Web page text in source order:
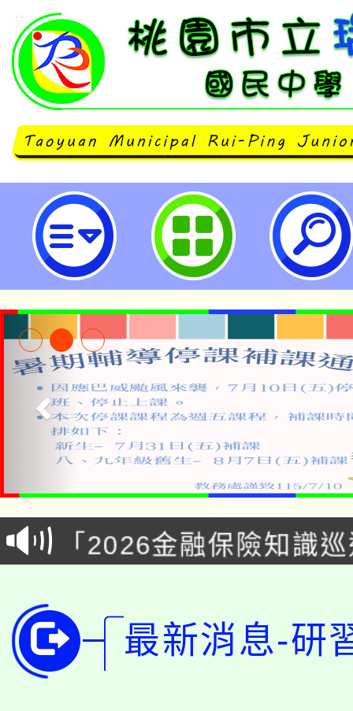
neilrpjhstyc網站設計者：徐嘉
公告本校115學年度第
代理(課)教師甄選結果
「2026金融保險知識
桃園市115學年度學生
生本土語及新住民語歌
公告本校115學年度第
代理(課)教師甄選結果(
公告本校115學年度第
最新消息-研